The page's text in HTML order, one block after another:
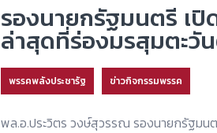
รองนายกรัฐมนตรี เปิ
ล่าสุดที่ร่องมรสุมตะวั
พรรคพลังประชารัฐ ข่าวกิจกรรมพรรค
พล.อ.ประวิตร วงษ์สุวรรณ รองนายกรัฐมน